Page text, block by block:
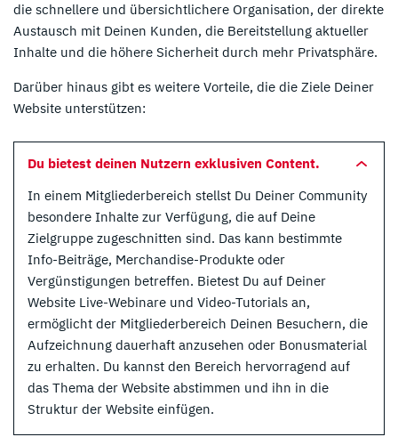
die schnellere und übersichtlichere Organisation, der direkte
Austausch mit Deinen Kunden, die Bereitstellung aktueller
Inhalte und die höhere Sicherheit durch mehr Privatsphäre.
Darüber hinaus gibt es weitere Vorteile, die die Ziele Deiner
Website unterstützen:
Du bietest deinen Nutzern exklusiven Content.
In einem Mitgliederbereich stellst Du Deiner Community
besondere Inhalte zur Verfügung, die auf Deine
Zielgruppe zugeschnitten sind. Das kann bestimmte
Info-Beiträge, Merchandise-Produkte oder
Vergünstigungen betreffen. Bietest Du auf Deiner
Website Live-Webinare und Video-Tutorials an,
ermöglicht der Mitgliederbereich Deinen Besuchern, die
Aufzeichnung dauerhaft anzusehen oder Bonusmaterial
zu erhalten. Du kannst den Bereich hervorragend auf
das Thema der Website abstimmen und ihn in die
Struktur der Website einfügen.